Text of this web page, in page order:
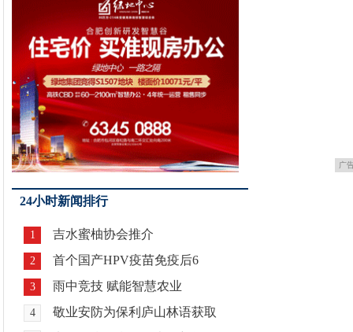
广
24小时新闻排行
1 吉水蜜柚协会推介
2 首个国产HPV疫苗免疫后6
3 雨中竞技 赋能智慧农业
4
敬业安防为保利庐山林语获取